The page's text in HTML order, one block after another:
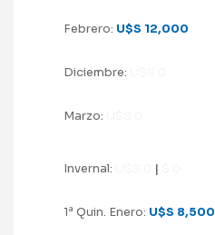
Febrero: U$S 12,000
Diciembre:
Marzo:
Invernal: |
1a Quin. Enero: U$S 8,500